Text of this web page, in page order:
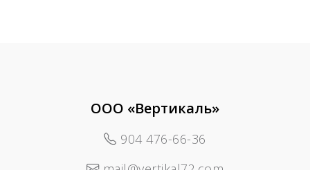
ООО «Вертикаль»
904 476-66-36